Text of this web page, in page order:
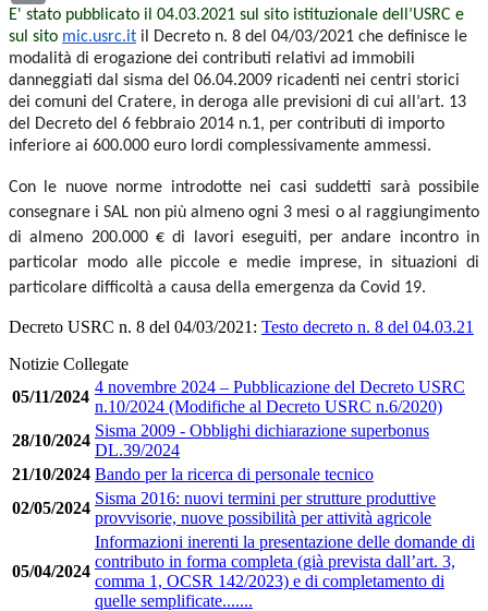
E' stato pubblicato il 04.03.2021 sul sito istituzionale dell’USRC e
sul sito mic.usrc.it il Decreto n. 8 del 04/03/2021 che definisce le
modalità di erogazione dei contributi relativi ad immobili
danneggiati dal sisma del 06.04.2009 ricadenti nei centri storici
dei comuni del Cratere, in deroga alle previsioni di cui all’art. 13
del Decreto del 6 febbraio 2014 n.1, per contributi di importo
inferiore ai 600.000 euro lordi complessivamente ammessi.
Con le nuove norme introdotte nei casi suddetti sarà possibile
consegnare i SAL non più almeno ogni 3 mesi o al raggiungimento
di almeno 200.000 € di lavori eseguiti, per andare incontro in
particolar modo alle piccole e medie imprese, in situazioni di
particolare difficoltà a causa della emergenza da Covid 19.
Decreto USRC n. 8 del 04/03/2021: Testo decreto n. 8 del 04.03.21
Notizie Collegate
05/11/2024
4 novembre 2024 – Pubblicazione del Decreto USRC
n.10/2024 (Modifiche al Decreto USRC n.6/2020)
28/10/2024
Sisma 2009 - Obblighi dichiarazione superbonus
DL.39/2024
21/10/2024 Bando per la ricerca di personale tecnico
02/05/2024
Sisma 2016: nuovi termini per strutture produttive
provvisorie, nuove possibilità per attività agricole
05/04/2024
Informazioni inerenti la presentazione delle domande di
contributo in forma completa (già prevista dall’art. 3,
comma 1, OCSR 142/2023) e di completamento di
quelle semplificate.......